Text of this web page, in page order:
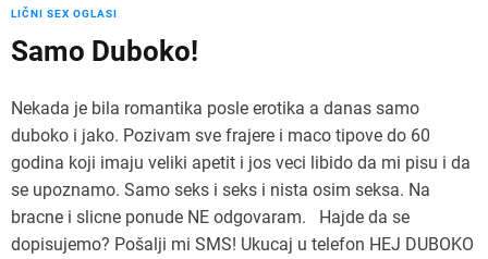
LIČNI SEX OGLASI
Samo Duboko!
Nekada je bila romantika posle erotika a danas samo
duboko i jako. Pozivam sve frajere i maco tipove do 60
godina koji imaju veliki apetit i jos veci libido da mi pisu i da
se upoznamo. Samo seks i seks i nista osim seksa. Na
bracne i slicne ponude NE odgovaram. Hajde da se
dopisujemo? Pošalji mi SMS! Ukucaj u telefon HEJ DUBOKO